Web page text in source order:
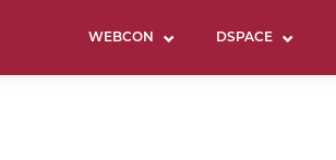
WEBCON DSPACE